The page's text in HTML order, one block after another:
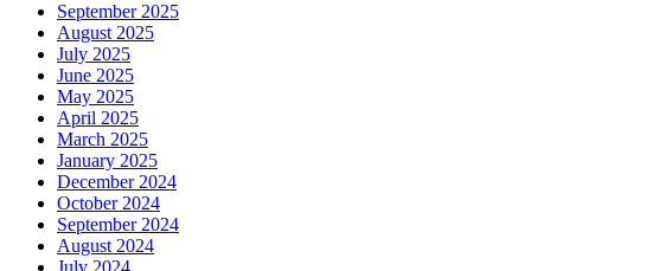
September 2025
August 2025
July 2025
June 2025
May 2025
April 2025
March 2025
January 2025
December 2024
October 2024
September 2024
August 2024